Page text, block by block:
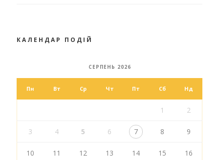
КАЛЕНДАР ПОДІЙ
СЕРПЕНЬ 2026
Пн Вт Ср Чт Пт Сб Нд
1 2
3 4 5 6 7 8 9
10 11 12 13 14 15 16